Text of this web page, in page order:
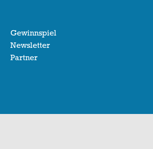
Gewinnspiel
Newsletter
Partner